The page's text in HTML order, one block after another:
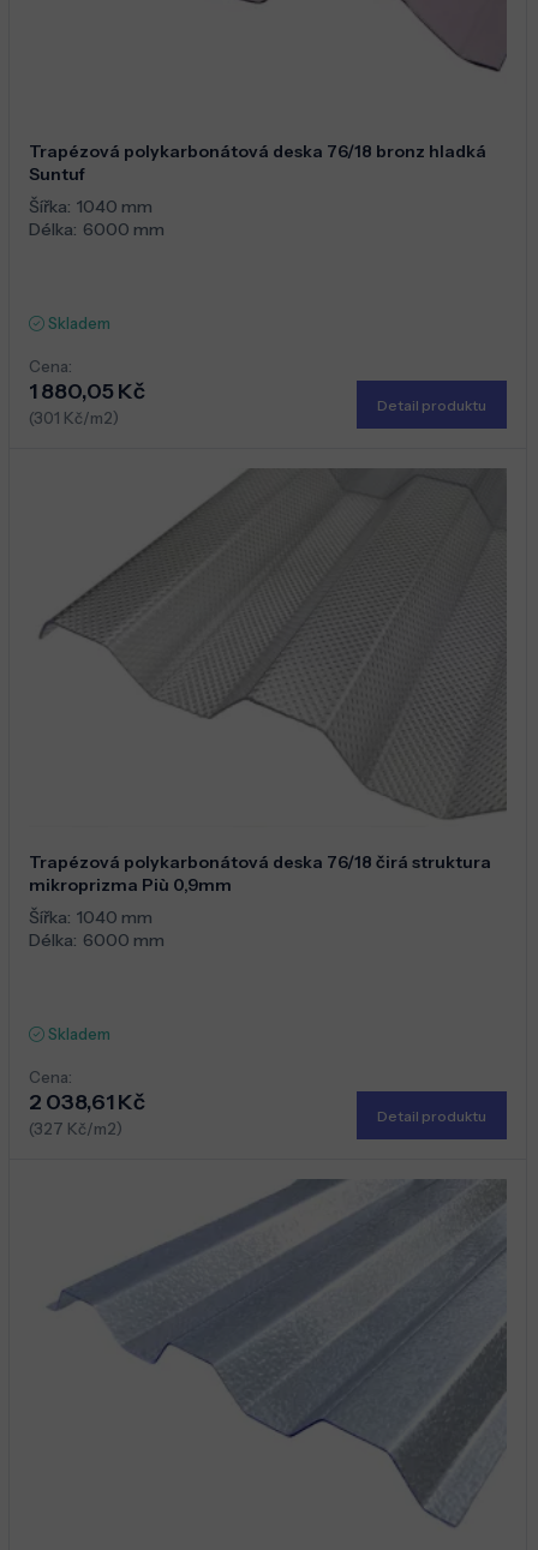
Trapézová polykarbonátová deska 76/18 bronz hladká
Suntuf
Šířka: 1040 mm
Délka: 6000 mm
Skladem
Cena:
1 880,05 Kč
(301 Kč/m2)
Detail produktu
Trapézová polykarbonátová deska 76/18 čirá struktura
mikroprizma Più 0,9mm
Šířka: 1040 mm
Délka: 6000 mm
Skladem
Cena:
2 038,61 Kč
(327 Kč/m2)
Detail produktu